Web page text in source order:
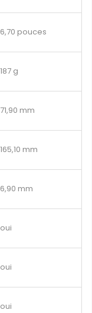
6,70 pouces
187 g
71,90 mm
165,10 mm
6,90 mm
oui
oui
oui